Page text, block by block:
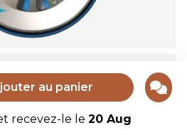
au panier
recevez-le le 20 Aug